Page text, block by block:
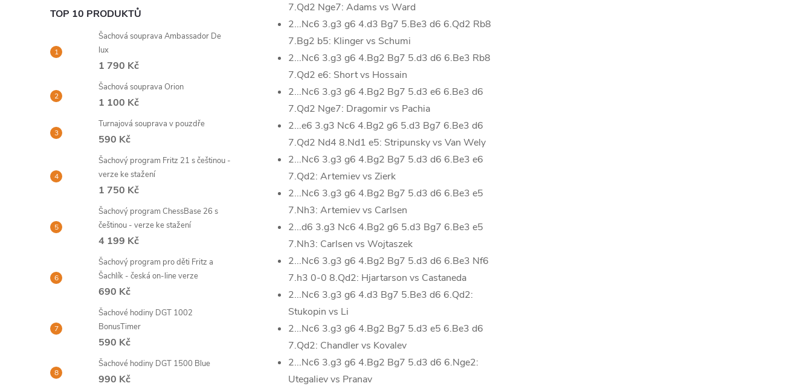
TOP 10 PRODUKTŮ
Šachová souprava Ambassador De
lux
1 790 Kč
Šachová souprava Orion
1 100 Kč
Turnajová souprava v pouzdře
590 Kč
Šachový program Fritz 21 s češtinou -
verze ke stažení
1 750 Kč
Šachový program ChessBase 26 s
češtinou - verze ke stažení
4 199 Kč
Šachový program pro děti Fritz a
Šachlík - česká on-line verze
690 Kč
Šachové hodiny DGT 1002
BonusTimer
590 Kč
Šachové hodiny DGT 1500 Blue
990 Kč
7.Qd2 Nge7: Adams vs Ward
2...Nc6 3.g3 g6 4.d3 Bg7 5.Be3 d6 6.Qd2 Rb8
7.Bg2 b5: Klinger vs Schumi
2...Nc6 3.g3 g6 4.Bg2 Bg7 5.d3 d6 6.Be3 Rb8
7.Qd2 e6: Short vs Hossain
2...Nc6 3.g3 g6 4.Bg2 Bg7 5.d3 e6 6.Be3 d6
7.Qd2 Nge7: Dragomir vs Pachia
2...e6 3.g3 Nc6 4.Bg2 g6 5.d3 Bg7 6.Be3 d6
7.Qd2 Nd4 8.Nd1 e5: Stripunsky vs Van Wely
2...Nc6 3.g3 g6 4.Bg2 Bg7 5.d3 d6 6.Be3 e6
7.Qd2: Artemiev vs Zierk
2...Nc6 3.g3 g6 4.Bg2 Bg7 5.d3 d6 6.Be3 e5
7.Nh3: Artemiev vs Carlsen
2...d6 3.g3 Nc6 4.Bg2 g6 5.d3 Bg7 6.Be3 e5
7.Nh3: Carlsen vs Wojtaszek
2...Nc6 3.g3 g6 4.Bg2 Bg7 5.d3 d6 6.Be3 Nf6
7.h3 0-0 8.Qd2: Hjartarson vs Castaneda
2...Nc6 3.g3 g6 4.d3 Bg7 5.Be3 d6 6.Qd2:
Stukopin vs Li
2...Nc6 3.g3 g6 4.Bg2 Bg7 5.d3 e5 6.Be3 d6
7.Qd2: Chandler vs Kovalev
2...Nc6 3.g3 g6 4.Bg2 Bg7 5.d3 d6 6.Nge2:
Utegaliev vs Pranav